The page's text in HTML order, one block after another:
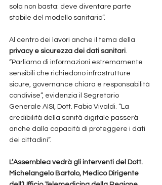
sola non basta: deve diventare parte
stabile del modello sanitario”.
Al centro dei lavori anche il tema della
privacy e sicurezza dei dati sanitari.
“Parliamo di informazioni estremamente
sensibili che richiedono infrastrutture
sicure, governance chiara e responsabilità
condivise”, evidenzia il Segretario
Generale AISI, Dott. Fabio Vivaldi. “La
credibilità della sanità digitale passerà
anche dalla capacità di proteggere i dati
dei cittadini”.
L’Assemblea vedrà gli interventi del Dott.
Michelangelo Bartolo, Medico Dirigente